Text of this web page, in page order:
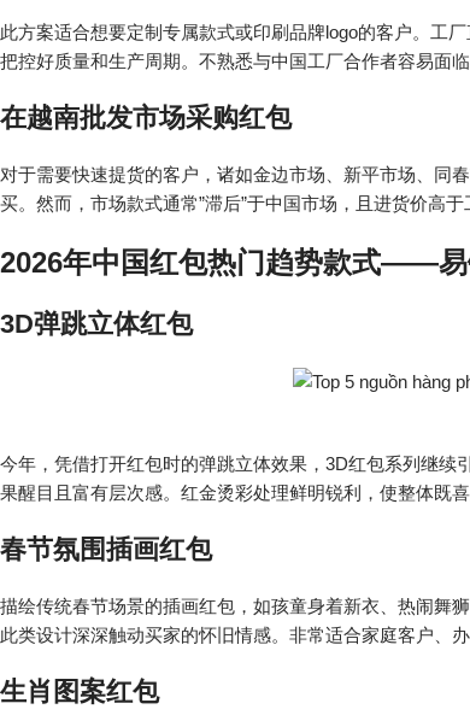
此方案适合想要定制专属款式或印刷品牌logo的客户。工
把控好质量和生产周期。不熟悉与中国工厂合作者容易面临
在越南批发市场采购红包
对于需要快速提货的客户，诸如金边市场、新平市场、同
买。然而，市场款式通常”滞后”于中国市场，且进货价高于
2026年中国红包热门趋势款式——
3D弹跳立体红包
今年，凭借打开红包时的弹跳立体效果，3D红包系列继
果醒目且富有层次感。红金烫彩处理鲜明锐利，使整体既
春节氛围插画红包
描绘传统春节场景的插画红包，如孩童身着新衣、热闹舞
此类设计深深触动买家的怀旧情感。非常适合家庭客户、
生肖图案红包